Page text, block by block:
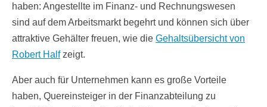
haben: Angestellte im Finanz- und Rechnungswesen
sind auf dem Arbeitsmarkt begehrt und können sich über
attraktive Gehälter freuen, wie die Gehaltsübersicht von
Robert Halfzeigt.
Aber auch für Unternehmen kann es große Vorteile
haben, Quereinsteiger in der Finanzabteilung zu